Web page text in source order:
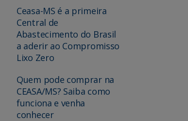
Ceasa-MS é a primeira
Central de
Abastecimento do Brasil
a aderir ao Compromisso
Lixo Zero
Quem pode comprar na
CEASA/MS? Saiba como
funciona e venha
conhecer